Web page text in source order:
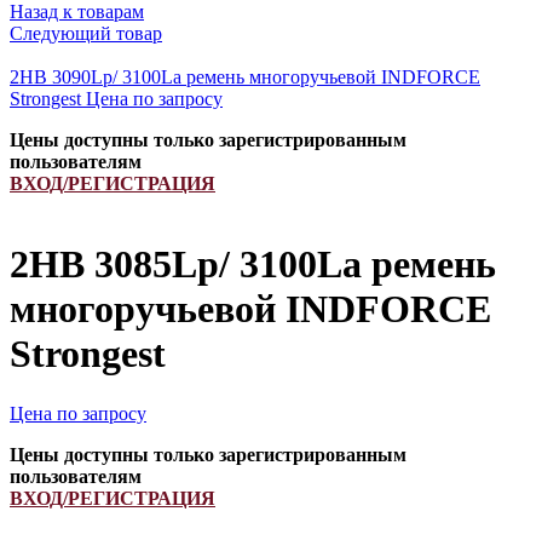
Назад к товарам
Следующий товар
2HB 3090Lp/ 3100La ремень многоручьевой INDFORCE
Strongest Цена по запросу
Цены доступны только зарегистрированным
пользователям
ВХОД/РЕГИСТРАЦИЯ
2HB 3085Lp/ 3100La ремень
многоручьевой INDFORCE
Strongest
Цена по запросу
Цены доступны только зарегистрированным
пользователям
ВХОД/РЕГИСТРАЦИЯ